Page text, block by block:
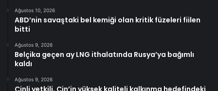
Ağustos 10, 2026
ABD’nin savaştaki bel kemiği olan kritik füzeleri fiilen
bitti
Ağustos 9, 2026
Belçika geçen ay LNG ithalatında Rusya’ya bağımlı
kaldı
Ağustos 9, 2026
Çinli yetkili, Çin’in yüksek kaliteli kalkınma hedefindeki